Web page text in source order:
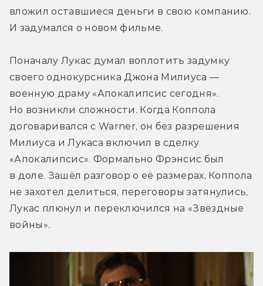
вложил оставшиеся деньги в свою компанию.
И задумался о новом фильме.
Поначалу Лукас думал воплотить задумку
своего однокурсника Джона Милиуса —
военную драму «Апокалипсис сегодня».
Но возникли сложности. Когда Коппола
договаривался с Warner, он без разрешения
Милиуса и Лукаса включил в сделку
«Апокалипсис». Формально Фрэнсис был
в доле. Зашёл разговор о её размерах, Коппола
не захотел делиться, переговоры затянулись,
Лукас плюнул и переключился на «Звёздные
войны».